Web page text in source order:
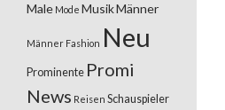
Male Mode MusikMänner
Männer Fashion Neu
Prominente Promi
News Reisen Schauspieler